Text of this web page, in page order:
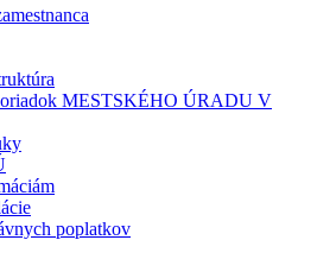
MESTSKÉHO ÚRADU V
poplatkov